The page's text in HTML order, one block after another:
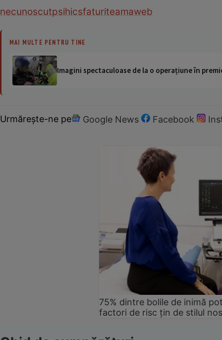
necunoscutpsihicsfaturiteamaweb
MAI MULTE PENTRU TINE
Imagini spectaculoase de la o operațiune în
Urmărește-ne pe Google News Facebook
75% dintre bolile de inimă
factori de risc țin de stilul